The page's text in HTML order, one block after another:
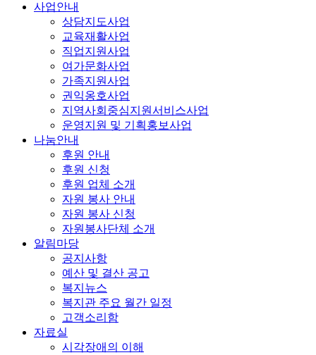
사업안내
상담지도사업
교육재활사업
직업지원사업
여가문화사업
가족지원사업
권익옹호사업
지역사회중심지원서비스사업
운영지원 및 기획홍보사업
나눔안내
후원 안내
후원 신청
후원 업체 소개
자원 봉사 안내
자원 봉사 신청
자원봉사단체 소개
알림마당
공지사항
예산 및 결산 공고
복지뉴스
복지관 주요 월간 일정
고객소리함
자료실
시각장애의 이해